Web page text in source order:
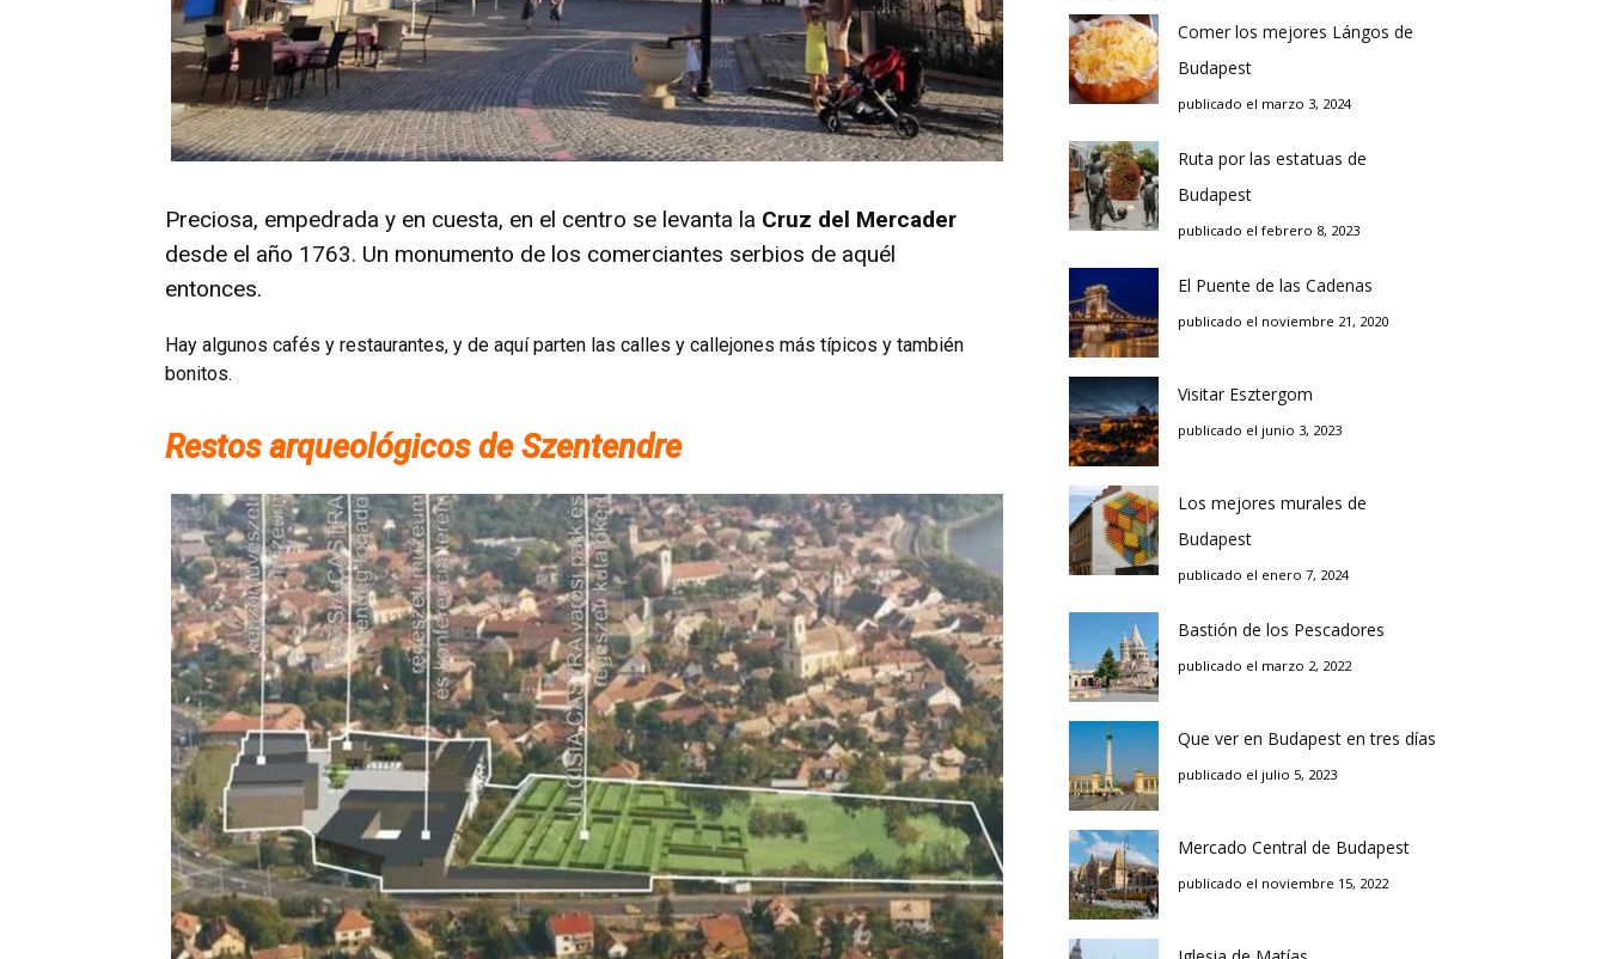
Preciosa, empedrada y en cuesta, en el centro se levanta la Cruz del Mercader
desde el año 1763. Un monumento de los comerciantes serbios de aquél
entonces.
Hay algunos cafés y restaurantes, y de aquí parten las calles y callejones más típicos y también
bonitos.
Restos arqueológicos de Szentendre
Comer los mejores Lángos de
Budapest
publicado el marzo 3, 2024
Ruta por las estatuas de
Budapest
publicado el febrero 8, 2023
El Puente de las Cadenas
publicado el noviembre 21, 2020
Visitar Esztergom
publicado el junio 3, 2023
Los mejores murales de
Budapest
publicado el enero 7, 2024
Bastión de los Pescadores
publicado el marzo 2, 2022
Que ver en Budapest en tres días
publicado el julio 5, 2023
Mercado Central de Budapest
publicado el noviembre 15, 2022